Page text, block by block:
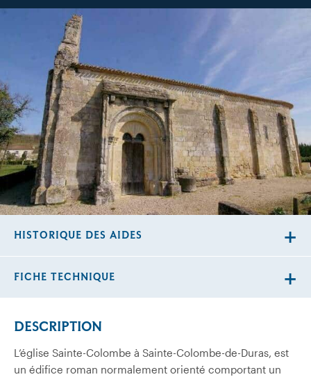
DESCRIPTION
L’église Sainte-Colombe à Sainte-Colombe-de-Duras, est
un édifice roman normalement orienté comportant un
HISTORIQUE DES AIDES
FICHE TECHNIQUE